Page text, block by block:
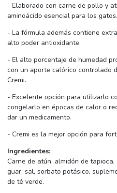
- Elaborado con carne de pollo y
aminoácido esencial para los gatos.
- La fórmula además contiene
alto poder antioxidante.
- El alto porcentaje de humedad
con un aporte calórico controlado
Cremi.
- Excelente opción para utilizarlo
congelarlo en épocas de calor o
dar un medicamento.
- Cremi es la mejor opción para
Ingredientes:
Carne de atún, almidón de
guar, sal, sorbato potásico,
de té verde.